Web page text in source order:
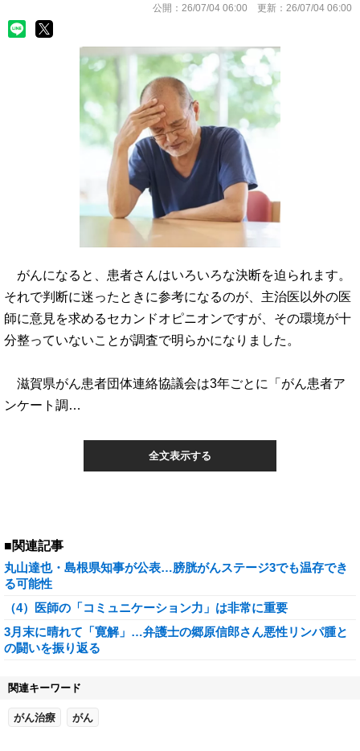
公開： 26/07/04 06:00 更新： 26/07/04 06:00
がんになると、患者さんはいろいろな決断を迫られます。
それで判断に迷ったときに参考になるのが、主治医以外の医
師に意見を求めるセカンドオピニオンですが、その環境が十
分整っていないことが調査で明らかになりました。
滋賀県がん患者団体連絡協議会は3年ごとに「がん患者ア
ンケート調…
全文表示する
■関連記事
丸山達也・島根県知事が公表…膀胱がんステージ3でも温存でき
る可能性
（4）医師の「コミュニケーション力」は非常に重要
3月末に晴れて「寛解」…弁護士の郷原信郎さん悪性リンパ腫と
の闘いを振り返る
関連キーワード
がん治療 がん